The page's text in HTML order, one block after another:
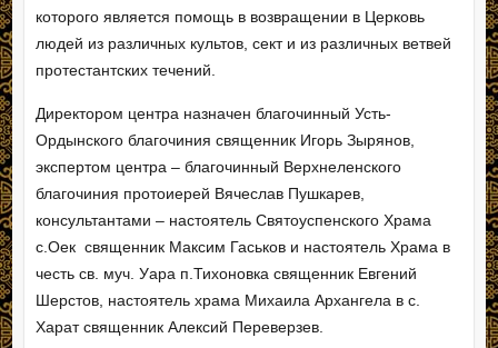
которого является помощь в возвращении в Церковь
людей из различных культов, сект и из различных ветвей
протестантских течений.
Директором центра назначен благочинный Усть-
Ордынского благочиния священник Игорь Зырянов,
экспертом центра – благочинный Верхнеленского
благочиния протоиерей Вячеслав Пушкарев,
консультантами – настоятель Святоуспенского Храма
с.Оек священник Максим Гаськов и настоятель Храма в
честь св. муч. Уара п.Тихоновка священник Евгений
Шерстов, настоятель храма Михаила Архангела в с.
Харат священник Алексий Переверзев.